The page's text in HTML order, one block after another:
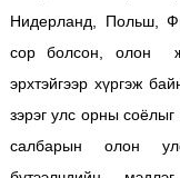
Нидерланд, Польш,
сор болсон, олон
эрхтэйгээр хүргэж
зэрэг улс орны
салбарын олон